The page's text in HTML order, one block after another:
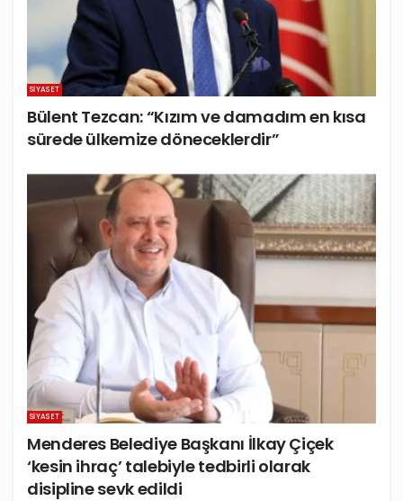
SIYASET
Bülent Tezcan: “Kızım ve damadım en kısa
sürede ülkemize döneceklerdir”
SIYASET
Menderes Belediye Başkanı İlkay Çiçek
‘kesin ihraç’ talebiyle tedbirli olarak
disipline sevk edildi